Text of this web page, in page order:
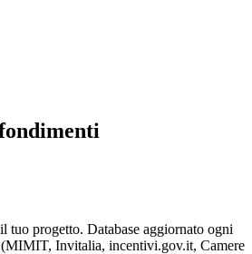
tuo progetto. Database aggiornato ogni
Invitalia, incentivi.gov.it, Camere